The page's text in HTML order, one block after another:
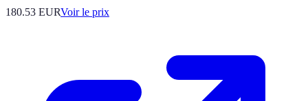
180.53 EURVoir le prix